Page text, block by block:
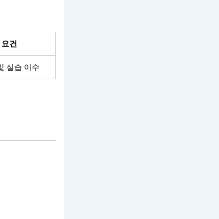
건
실습 이수